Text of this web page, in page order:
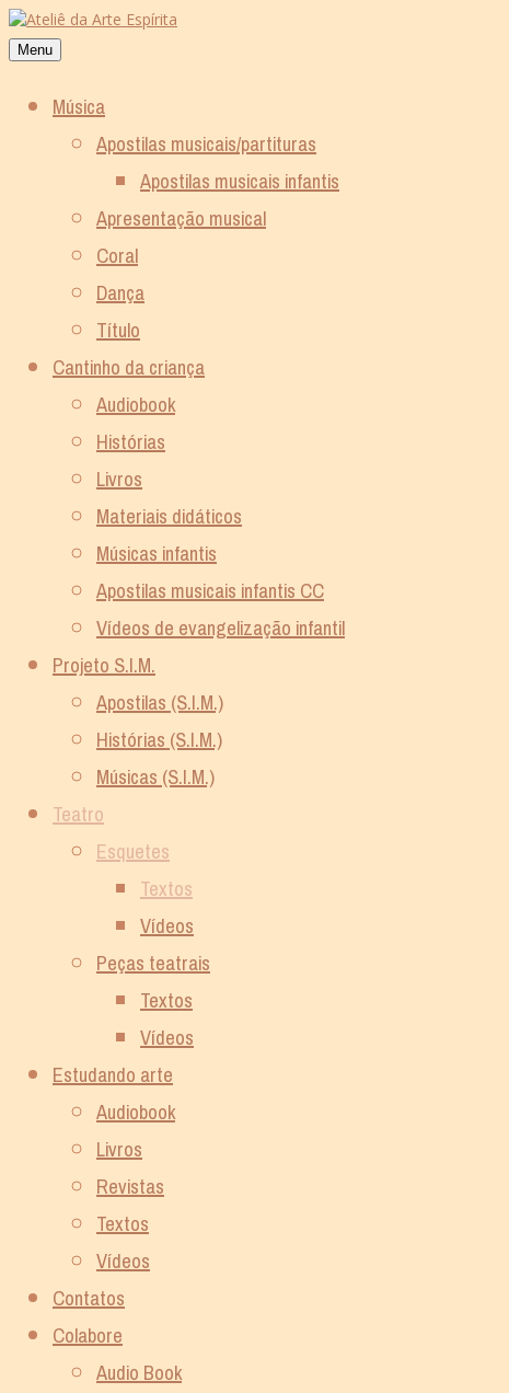
Skip
to
content
Menu
Música
Apostilas musicais/partituras
Apostilas musicais infantis
Apresentação musical
Coral
Dança
Título
Cantinho da criança
Audiobook
Histórias
Livros
Materiais didáticos
Músicas infantis
Apostilas musicais infantis CC
Vídeos de evangelização infantil
Projeto S.I.M.
Apostilas (S.I.M.)
Histórias (S.I.M.)
Músicas (S.I.M.)
Teatro
Esquetes
Textos
Vídeos
Peças teatrais
Textos
Vídeos
Estudando arte
Audiobook
Livros
Revistas
Textos
Vídeos
Contatos
Colabore
Audio Book